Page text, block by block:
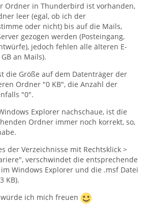
Ordner in Thunderbird ist vorhanden,
leer (egal, ob ich der
oder nicht) bis auf die Mails,
gezogen werden (Posteingang,
jedoch fehlen alle älteren E-
an Mails).
die Größe auf dem Datenträger der
Ordner "0 KB", die Anzahl der
"0".
Explorer nachschaue, ist die
Ordner immer noch korrekt, so,
der Verzeichnisse mit Rechtsklick >
verschwindet die entsprechende
Windows Explorer und die .msf Datei
KB).
ich mich freuen